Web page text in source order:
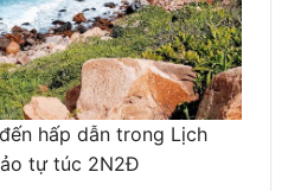
hấp dẫn trong Lịch
tự túc 2N2Đ